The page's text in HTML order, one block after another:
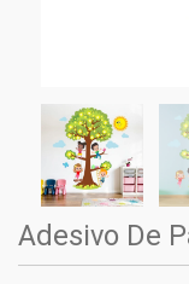
Adesivo De